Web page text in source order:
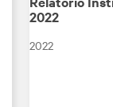
2022
2022